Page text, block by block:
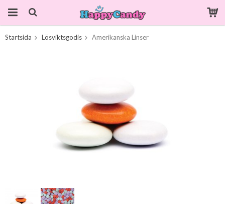
Startsida Lösviktsgodis Amerikanska Linser